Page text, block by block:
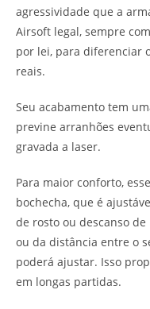
agressividade que a
Airsoft legal, sempre
por lei, para diferenciar
reais.
Seu acabamento tem
previne arranhões
gravada a laser.
Para maior conforto,
bochecha, que é
de rosto ou descanso
ou da distância entre o
poderá ajustar. Isso
em longas partidas.